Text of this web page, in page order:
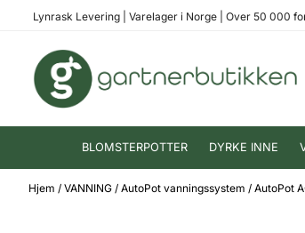
Hopp til innhold
Lynrask Levering Varelager i Norge Over 50 000
BLOMSTERPOTTER DYRKE INNE
Hjem / VANNING / AutoPot vanningssystem / AutoPot